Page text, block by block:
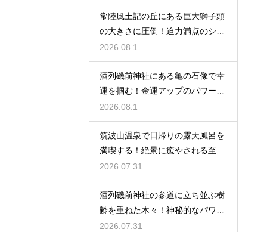
常陸風土記の丘にある巨大獅子頭
の大きさに圧倒！迫力満点のシン
ボル
2026.08.1
酒列磯前神社にある亀の石像で幸
運を掴む！金運アップのパワース
ポット
2026.08.1
筑波山温泉で日帰りの露天風呂を
満喫する！絶景に癒やされる至福
の時間
2026.07.31
酒列磯前神社の参道に立ち並ぶ樹
齢を重ねた木々！神秘的なパワー
を満喫
2026.07.31